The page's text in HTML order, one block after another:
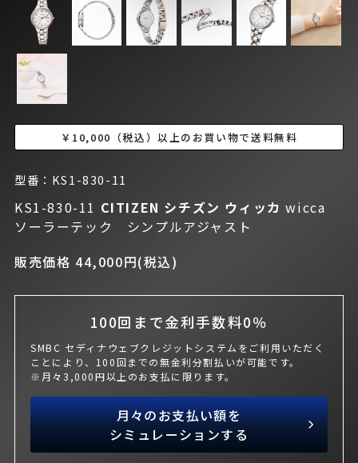
￥10,000（税込）以上のお買い物で送料無料
型番：KS1-830-11
KS1-830-11 CITIZEN シチズン ウィッカwicca
ソーラーテック シンプルアジャスト
販売価格 44,000円(税込)
100回まで金利手数料0％
SMBC セディナウェブクレジットシステムをご利用いただく
ことにより、100回までの無金利分割払いが可能です。
※月々3,000円以上のお支払に限ります。
月々のお支払い額を
シミュレーションする